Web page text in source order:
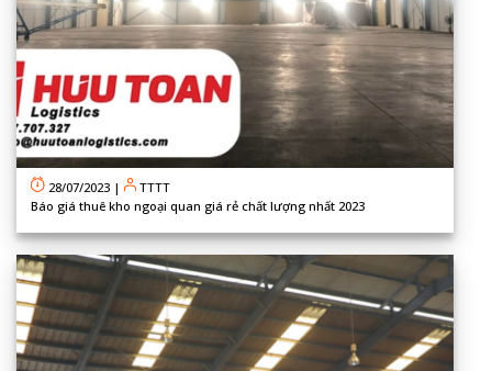
28/07/2023 |
TTTT
Báo giá thuê kho ngoại quan giá rẻ chất lượng nhất 2023